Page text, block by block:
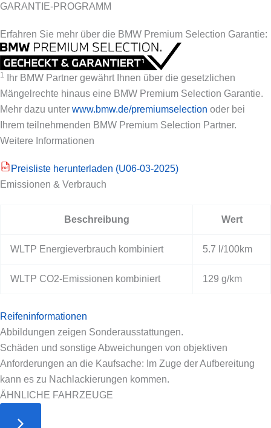
GARANTIE-PROGRAMM
Erfahren Sie mehr über die BMW Premium Selection Garantie:
1
Ihr BMW Partner gewährt Ihnen über die gesetzlichen
Mängelrechte hinaus eine BMW Premium Selection Garantie.
Mehr dazu unter www.bmw.de/premiumselection oder bei
Ihrem teilnehmenden BMW Premium Selection Partner.
Weitere Informationen
PDF
Preisliste herunterladen (U06-03-2025)
Emissionen & Verbrauch
Beschreibung Wert
WLTP Energieverbrauch kombiniert 5.7 l/100km
WLTP CO2-Emissionen kombiniert 129 g/km
Reifeninformationen
Abbildungen zeigen Sonderausstattungen.
Schäden und sonstige Abweichungen von objektiven
Anforderungen an die Kaufsache: Im Zuge der Aufbereitung
kann es zu Nachlackierungen kommen.
ÄHNLICHE FAHRZEUGE